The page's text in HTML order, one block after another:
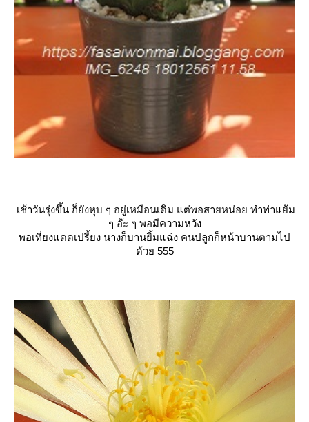
เช้าวันรุ่งขึ้น ก็ยังหุบ ๆ อยู่เหมือนเดิม แต่พอสายหน่อย ทำท่าแย้ม
ๆ อ๊ะ ๆ พอมีความหวัง
พอเที่ยงแดดเปรี้ยง นางก็บานยิ้มแฉ่ง คนปลูกก็หน้าบานตามไป
ด้วย 555